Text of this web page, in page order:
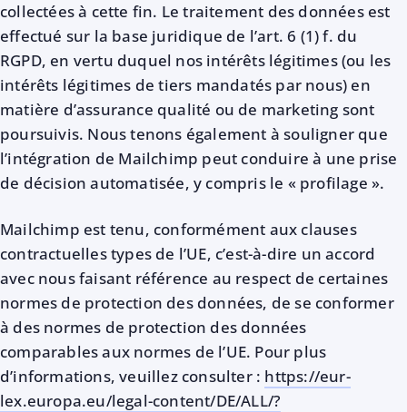
collectées à cette fin. Le traitement des données est
effectué sur la base juridique de l’art. 6 (1) f. du
RGPD, en vertu duquel nos intérêts légitimes (ou les
intérêts légitimes de tiers mandatés par nous) en
matière d’assurance qualité ou de marketing sont
poursuivis. Nous tenons également à souligner que
l’intégration de Mailchimp peut conduire à une prise
de décision automatisée, y compris le « profilage ».
Mailchimp est tenu, conformément aux clauses
contractuelles types de l’UE, c’est-à-dire un accord
avec nous faisant référence au respect de certaines
normes de protection des données, de se conformer
à des normes de protection des données
comparables aux normes de l’UE. Pour plus
d’informations, veuillez consulter : https://eur-
lex.europa.eu/legal-content/DE/ALL/?